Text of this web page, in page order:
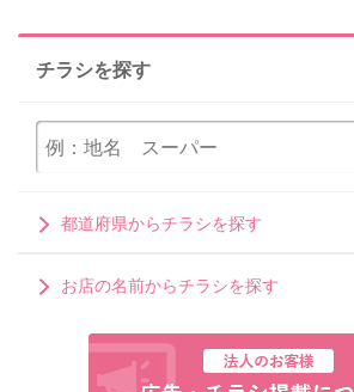
チラシを探す
都道府県からチラシを探す
お店の名前からチラシを探す